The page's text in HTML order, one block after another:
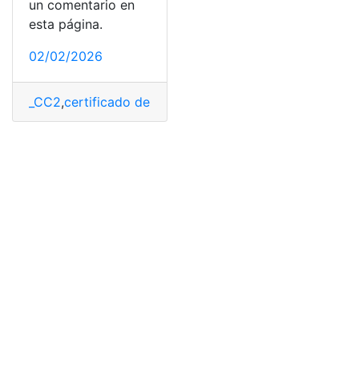
un comentario en
esta página.
02/02/2026
_CC2,certificado de identidad